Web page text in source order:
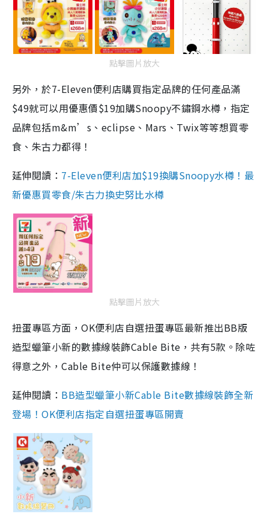
點擊圖片放大
另外，於7-Eleven便利店購買指定品牌的任何產品滿
$49就可以用優惠價$19加購Snoopy不鏽鋼水樽，指定
品牌包括m&m’s、eclipse、Mars、Twix等等想買零
食、朱古力都得！
延伸閱讀： 7-Eleven便利店加$19換購Snoopy水樽！最
新優惠買零食/朱古力換史努比水樽
點擊圖片放大
扭蛋專區方面，OK便利店自選扭蛋專區最新推出BB版
造型蠟筆小新的數據線裝飾Cable Bite，共有5款。除咗
得意之外，Cable Bite仲可以保護數據線！
延伸閱讀： BB造型蠟筆小新Cable Bite數據線裝飾全新
登場！OK便利店指定自選扭蛋專區開賣